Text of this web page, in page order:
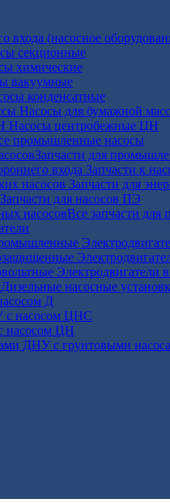
входа (насосное
секционные
химические
вакуумные
конденсатные
Насосы для бумажной
Насосы центробежные ЦН
промышленные насосы
Запчасти для
Запчасти к
Запчасти для
Запчасти для насосов ПЭ
Все запчасти
Электродвигатели
Дизельные насосные
Д
с насосом ЦНС
насосом ЦН
ДНУ с грунтовыми